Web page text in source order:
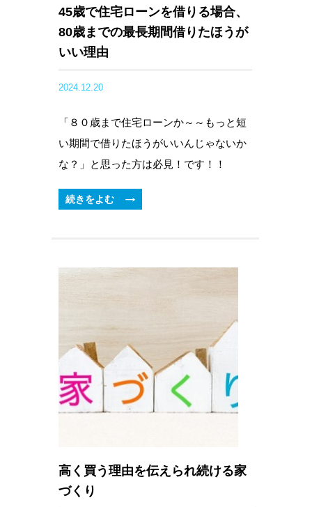
45歳で住宅ローンを借りる場合、
80歳までの最長期間借りたほうが
いい理由
2024.12.20
「８０歳まで住宅ローンか～～もっと短
い期間で借りたほうがいいんじゃないか
な？」と思った方は必見！です！！
続きをよむ
高く買う理由を伝えられ続ける家
づくり